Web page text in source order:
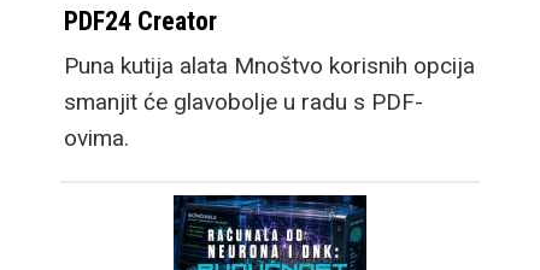
PDF24 Creator
Puna kutija alata Mnoštvo korisnih opcija
smanjit će glavobolje u radu s PDF-
ovima.